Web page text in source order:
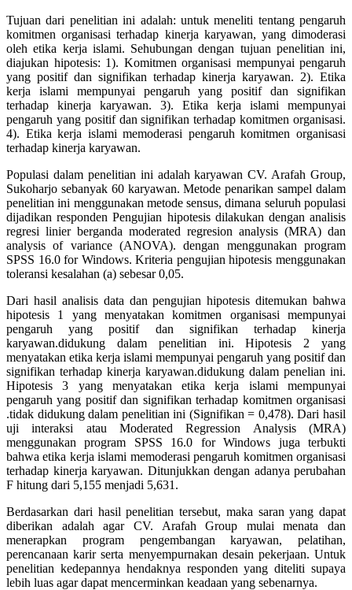
Tujuan dari penelitian ini adalah: untuk meneliti tentang pengaruh
komitmen organisasi terhadap kinerja karyawan, yang dimoderasi
oleh etika kerja islami. Sehubungan dengan tujuan penelitian ini,
diajukan hipotesis: 1). Komitmen organisasi mempunyai pengaruh
yang positif dan signifikan terhadap kinerja karyawan. 2). Etika
kerja islami mempunyai pengaruh yang positif dan signifikan
terhadap kinerja karyawan. 3). Etika kerja islami mempunyai
pengaruh yang positif dan signifikan terhadap komitmen organisasi.
4). Etika kerja islami memoderasi pengaruh komitmen organisasi
terhadap kinerja karyawan.
Populasi dalam penelitian ini adalah karyawan CV. Arafah Group,
Sukoharjo sebanyak 60 karyawan. Metode penarikan sampel dalam
penelitian ini menggunakan metode sensus, dimana seluruh populasi
dijadikan responden Pengujian hipotesis dilakukan dengan analisis
regresi linier berganda moderated regresion analysis (MRA) dan
analysis of variance (ANOVA). dengan menggunakan program
SPSS 16.0 for Windows. Kriteria pengujian hipotesis menggunakan
toleransi kesalahan (a) sebesar 0,05.
Dari hasil analisis data dan pengujian hipotesis ditemukan bahwa
hipotesis 1 yang menyatakan komitmen organisasi mempunyai
pengaruh yang positif dan signifikan terhadap kinerja
karyawan.didukung dalam penelitian ini. Hipotesis 2 yang
menyatakan etika kerja islami mempunyai pengaruh yang positif dan
signifikan terhadap kinerja karyawan.didukung dalam penelian ini.
Hipotesis 3 yang menyatakan etika kerja islami mempunyai
pengaruh yang positif dan signifikan terhadap komitmen organisasi
.tidak didukung dalam penelitian ini (Signifikan = 0,478). Dari hasil
uji interaksi atau Moderated Regression Analysis (MRA)
menggunakan program SPSS 16.0 for Windows juga terbukti
bahwa etika kerja islami memoderasi pengaruh komitmen organisasi
terhadap kinerja karyawan. Ditunjukkan dengan adanya perubahan
F hitung dari 5,155 menjadi 5,631.
Berdasarkan dari hasil penelitian tersebut, maka saran yang dapat
diberikan adalah agar CV. Arafah Group mulai menata dan
menerapkan program pengembangan karyawan, pelatihan,
perencanaan karir serta menyempurnakan desain pekerjaan. Untuk
penelitian kedepannya hendaknya responden yang diteliti supaya
lebih luas agar dapat mencerminkan keadaan yang sebenarnya.